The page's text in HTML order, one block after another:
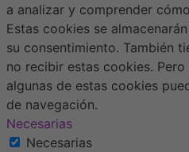
a analizar y comprender
Estas cookies se
su consentimiento. También
no recibir estas cookies.
algunas de estas cookies
de navegación.
Necesarias
Necesarias